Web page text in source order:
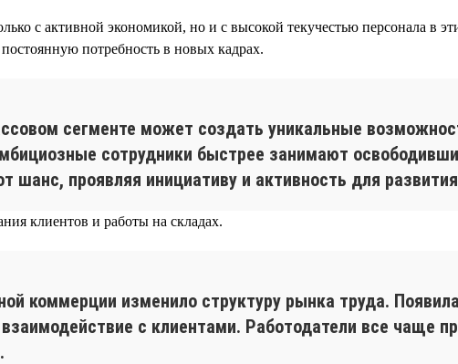
с активной экономикой, но и с высокой текучестью персонала в
потребность в новых кадрах.
сегменте может создать уникальные
сотрудники быстрее занимают
шанс, проявляя инициативу и активность для
клиентов и работы на складах.
коммерции изменило структуру рынка труда.
с клиентами. Работодатели все чаще